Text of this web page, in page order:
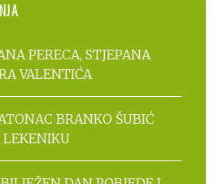
PERECA, STJEPANA
VALENTIĆA
BRANKO ŠUBIĆ
LEKENIKU